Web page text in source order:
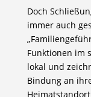
Doch
immer auch
Funktionen im
lokal und
Bindung an